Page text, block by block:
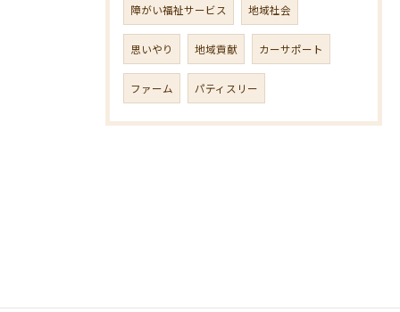
障がい福祉サービス 地域社会
思いやり 地域貢献 カーサポート
ファーム パティスリー